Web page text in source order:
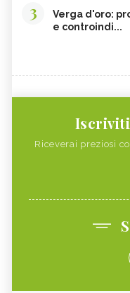
3
Verga d'oro:
e controindi...
Riceverai preziosi